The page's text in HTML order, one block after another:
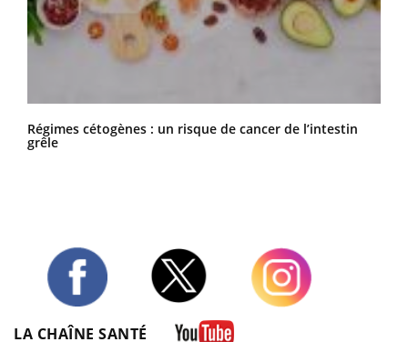
Régimes cétogènes : un risque de cancer de l’intestin
grêle
LA CHAÎNE SANTÉ